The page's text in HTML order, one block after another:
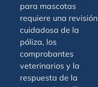
para mascotas
requiere una revisión
cuidadosa de la
póliza, los
comprobantes
veterinarios y la
respuesta de la